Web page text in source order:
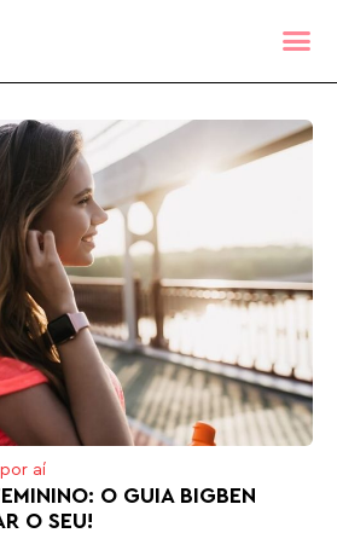
aí
O GUIA BIGBEN
O SEU!